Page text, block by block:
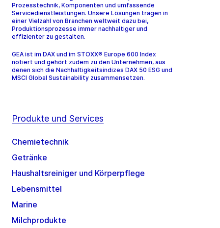
Prozesstechnik, Komponenten und umfassende
Servicedienstleistungen. Unsere Lösungen tragen in
einer Vielzahl von Branchen weltweit dazu bei,
Produktionsprozesse immer nachhaltiger und
effizienter zu gestalten.
GEA ist im DAX und im STOXX® Europe 600 Index
notiert und gehört zudem zu den Unternehmen, aus
denen sich die Nachhaltigkeitsindizes DAX 50 ESG und
MSCI Global Sustainability zusammensetzen.
Produkte und Services
Chemietechnik
Getränke
Haushaltsreiniger und Körperpflege
Lebensmittel
Marine
Milchprodukte